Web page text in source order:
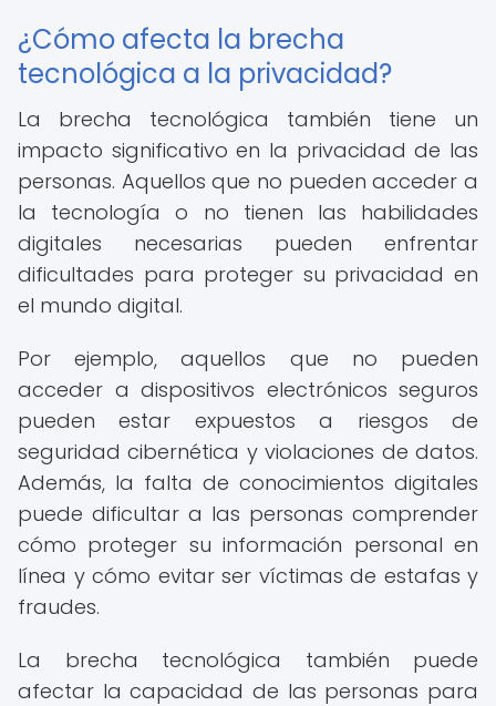
¿Cómo afecta la brecha
tecnológica a la privacidad?
La brecha tecnológica también tiene un
impacto significativo en la privacidad de las
personas. Aquellos que no pueden acceder a
la tecnología o no tienen las habilidades
digitales necesarias pueden enfrentar
dificultades para proteger su privacidad en
el mundo digital.
Por ejemplo, aquellos que no pueden
acceder a dispositivos electrónicos seguros
pueden estar expuestos a riesgos de
seguridad cibernética y violaciones de datos.
Además, la falta de conocimientos digitales
puede dificultar a las personas comprender
cómo proteger su información personal en
línea y cómo evitar ser víctimas de estafas y
fraudes.
La brecha tecnológica también puede
afectar la capacidad de las personas para